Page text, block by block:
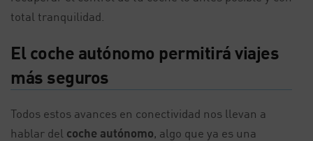
total tranquilidad.
El coche autónomo permitirá viajes
más seguros
Todos estos avances en conectividad nos llevan a
hablar del coche autónomo, algo que ya es una